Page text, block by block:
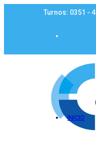
Turnos: 0351 -
INICIO